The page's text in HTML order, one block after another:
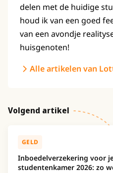
delen met de huidige
houd ik van een goed
van een avondje
huisgenoten!
Alle artikelen van
Volgend artikel
GELD
Inboedelverzekering voor
studentenkamer 2026: zo